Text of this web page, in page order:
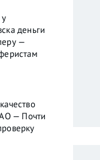
деньги
—
— Почти